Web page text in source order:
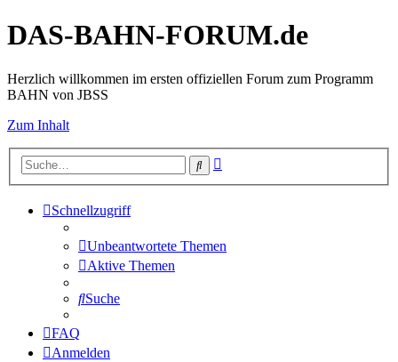
DAS-BAHN-FORUM.de
Herzlich willkommen im ersten offiziellen Forum zum Programm
BAHN von JBSS
Zum Inhalt
Suche
Schnellzugriff
Unbeantwortete Themen
Aktive Themen
Suche
FAQ
Anmelden